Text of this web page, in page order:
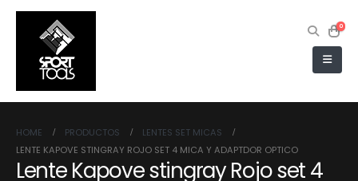
0
HOME PRODUCTOS
LENTES SET MICAS
LENTE KAPOVE STINGRAY ROJO SET 4 MICA Y ADAPTDOR OPTICO
Lente Kapove stingray Rojo set 4